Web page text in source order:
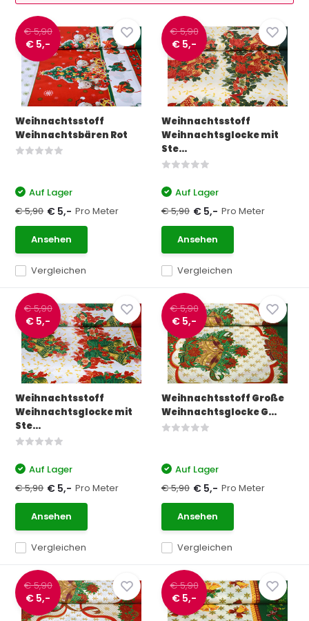
€ 5,90
€ 5,-
Weihnachtsstoff
Weihnachtsbären Rot
Vergleichen
Auf Lager
€ 5,90 € 5,- Pro Meter
Ansehen
€ 5,90
€ 5,-
Weihnachtsstoff
Weihnachtsglocke mit
Ste...
Vergleichen
Auf Lager
€ 5,90 € 5,- Pro Meter
Ansehen
€ 5,90
€ 5,-
Weihnachtsstoff
Weihnachtsglocke mit
Ste...
Vergleichen
Auf Lager
€ 5,90 € 5,- Pro Meter
Ansehen
€ 5,90
€ 5,-
Weihnachtsstoff Große
Weihnachtsglocke G...
Vergleichen
Auf Lager
€ 5,90 € 5,- Pro Meter
Ansehen
€ 5,90
€ 5,-
€ 5,90
€ 5,-